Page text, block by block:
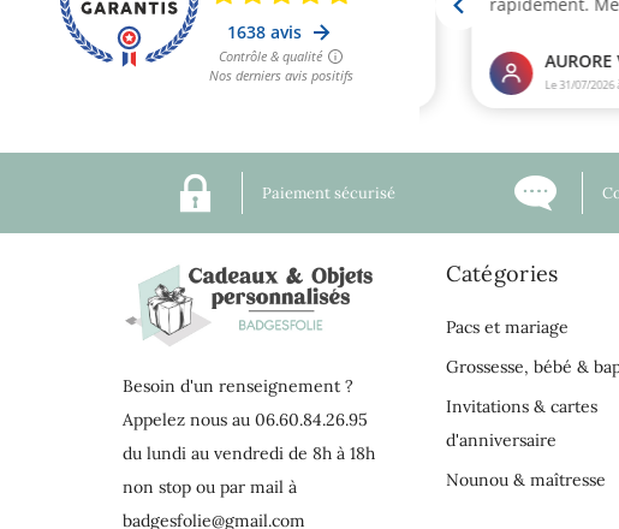
Paiement sécurisé
Besoin d'un renseignement ?
Appelez nous au 06.60.84.26.95
du lundi au vendredi de 8h à 18h
non stop ou par mail à
badgesfolie@gmail.com
Catégories
Pacs et mariage
Grossesse, bébé &
Invitations & cartes
d'anniversaire
Nounou & maîtresse